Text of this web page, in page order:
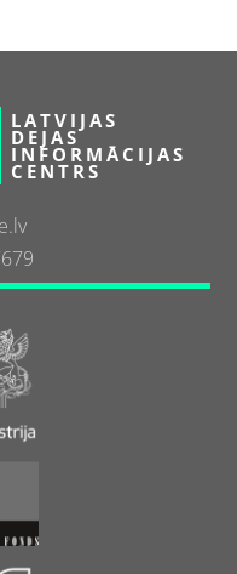
LATVIJAS
DEJAS
INFORMĀCIJAS
CENTRS